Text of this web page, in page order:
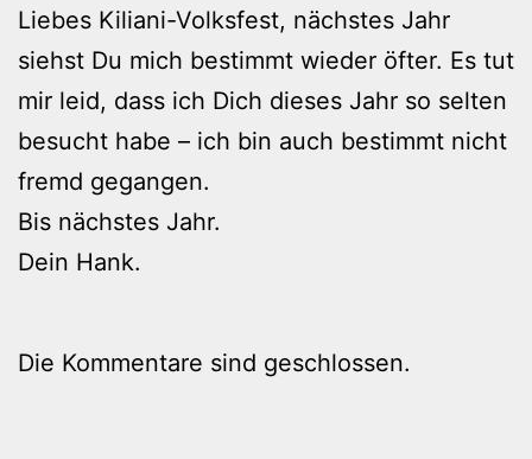
Liebes Kiliani-Volksfest, nächstes Jahr
siehst Du mich bestimmt wieder öfter. Es tut
mir leid, dass ich Dich dieses Jahr so selten
besucht habe – ich bin auch bestimmt nicht
fremd gegangen.
Bis nächstes Jahr.
Dein Hank.
Die Kommentare sind geschlossen.